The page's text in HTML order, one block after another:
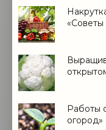
Работы
огород»